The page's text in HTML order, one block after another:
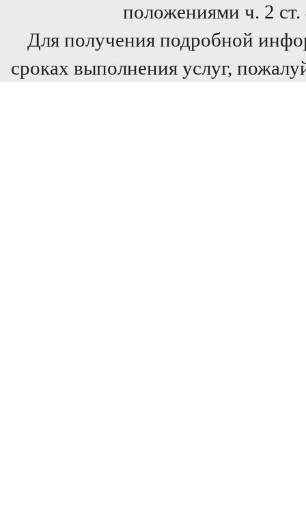
положениями ч. 2
Для получения подробной
сроках выполнения услуг,